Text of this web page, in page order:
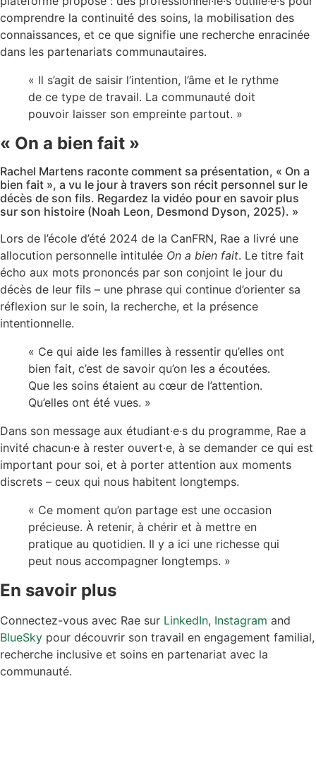
comprendre la continuité des soins, la mobilisation des
connaissances, et ce que signifie une recherche enracinée
dans les partenariats communautaires.
« Il s’agit de saisir l’intention, l’âme et le rythme
de ce type de travail. La communauté doit
pouvoir laisser son empreinte partout. »
« On a bien fait »
Rachel Martens raconte comment sa présentation, « On a
bien fait », a vu le jour à travers son récit personnel sur le
décès de son fils. Regardez la vidéo pour en savoir plus
sur son histoire (Noah Leon, Desmond Dyson, 2025). »
Lors de l’école d’été 2024 de la CanFRN, Rae a livré une
allocution personnelle intitulée On a bien fait. Le titre fait
écho aux mots prononcés par son conjoint le jour du
décès de leur fils – une phrase qui continue d’orienter sa
réflexion sur le soin, la recherche, et la présence
intentionnelle.
« Ce qui aide les familles à ressentir qu’elles ont
bien fait, c’est de savoir qu’on les a écoutées.
Que les soins étaient au cœur de l’attention.
Qu’elles ont été vues. »
Dans son message aux étudiant·e·s du programme, Rae a
invité chacun·e à rester ouvert·e, à se demander ce qui est
important pour soi, et à porter attention aux moments
discrets – ceux qui nous habitent longtemps.
« Ce moment qu’on partage est une occasion
précieuse. À retenir, à chérir et à mettre en
pratique au quotidien. Il y a ici une richesse qui
peut nous accompagner longtemps. »
En savoir plus
Connectez-vous avec Rae sur LinkedIn, Instagram and
BlueSky pour découvrir son travail en engagement familial,
recherche inclusive et soins en partenariat avec la
communauté.